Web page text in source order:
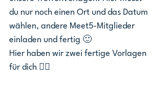
du nur noch einen Ort und das Datum
wählen, andere Meet5-Mitglieder
einladen und fertig 🙂
Hier haben wir zwei fertige Vorlagen
für dich 👇🏼